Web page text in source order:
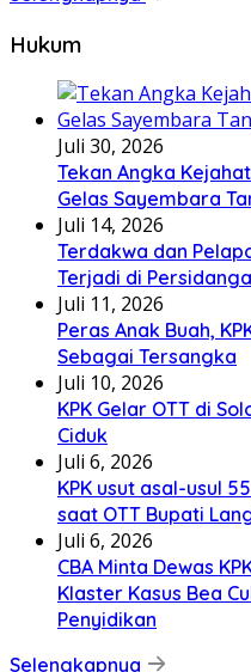
Hukum
Juli 30, 2026
Tekan Angka
Gelas Sayembara
Juli 14, 2026
Terdakwa dan
Terjadi di
Juli 11, 2026
Peras Anak Buah,
Sebagai Tersangka
Juli 10, 2026
KPK Gelar OTT di
Ciduk
Juli 6, 2026
KPK usut asal-usul
saat OTT Bupati
Juli 6, 2026
CBA Minta Dewas
Klaster Kasus Bea
Penyidikan
Selengkapnya